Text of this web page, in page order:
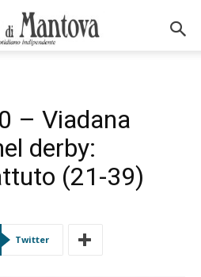
– Viadana
derby:
(21-39)
Twitter